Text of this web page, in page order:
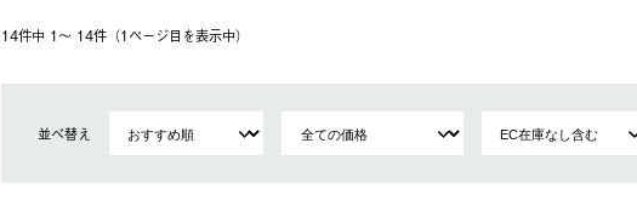
14件中 1〜 14件（1ページ⽬を表⽰中）
並べ替え